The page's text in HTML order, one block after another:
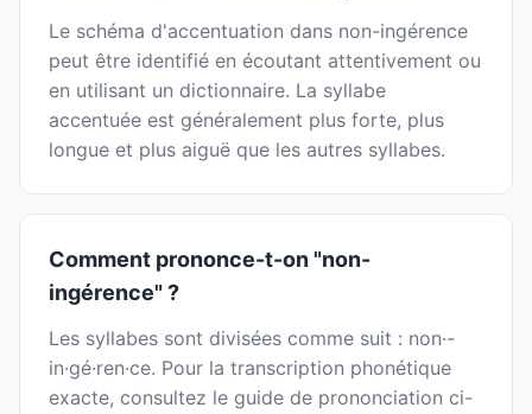
Le schéma d'accentuation dans non-ingérence
peut être identifié en écoutant attentivement ou
en utilisant un dictionnaire. La syllabe
accentuée est généralement plus forte, plus
longue et plus aiguë que les autres syllabes.
Comment prononce-t-on "non-
ingérence" ?
Les syllabes sont divisées comme suit : non·-
in·gé·ren·ce. Pour la transcription phonétique
exacte, consultez le guide de prononciation ci-